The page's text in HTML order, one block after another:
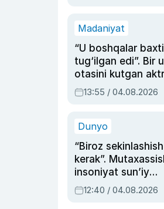
Madaniyat
“U boshqalar
tug‘ilgan edi”. Bir
otasini kutgan
dublyaj ustasi
Ahmedovaning
13:55 / 04.08.2026
Dunyo
“Biroz sekinlashish
kerak”.
insoniyat sun’iy
intellektni boshqara
olmay qolishidan
12:40 / 04.08.2026